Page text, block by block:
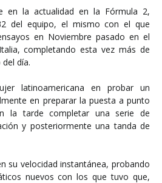
en la actualidad en la Fórmula 2,
del equipo, el mismo con el que
en Noviembre pasado en el
completando esta vez más de
día.
latinoamericana en probar un
en preparar la puesta a punto
la tarde completar una serie de
y posteriormente una tanda de
su velocidad instantánea, probando
nuevos con los que tuvo que,